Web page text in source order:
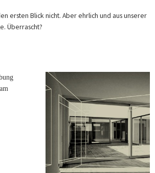
ersten Blick nicht. Aber ehrlich und aus unserer
Überrascht?